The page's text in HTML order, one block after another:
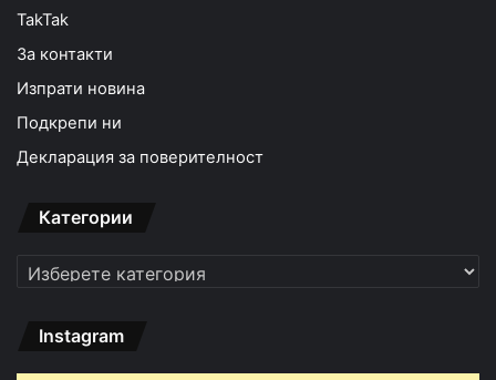
TakTak
За контакти
Изпрати новина
Подкрепи ни
Декларация за поверителност
Категории
Категории
Instagram